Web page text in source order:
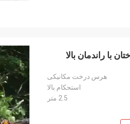
هرس درخت مکانیکی
استحکام بالا
2.5 متر